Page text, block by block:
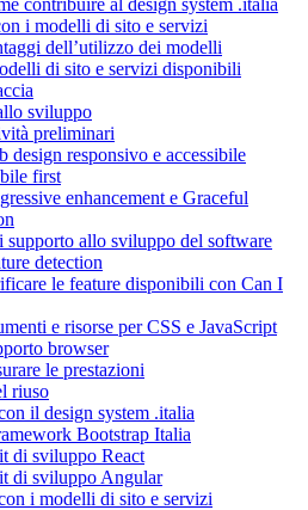
i modelli di sito e servizi
dell’utilizzo dei modelli
di sito e servizi disponibili
sviluppo
preliminari
design responsivo e accessibile
first
enhancement e Graceful
supporto allo sviluppo del software
detection
le feature disponibili con Can I
e risorse per CSS e JavaScript
browser
le prestazioni
riuso
il design system .italia
Bootstrap Italia
di sviluppo React
di sviluppo Angular
i modelli di sito e servizi